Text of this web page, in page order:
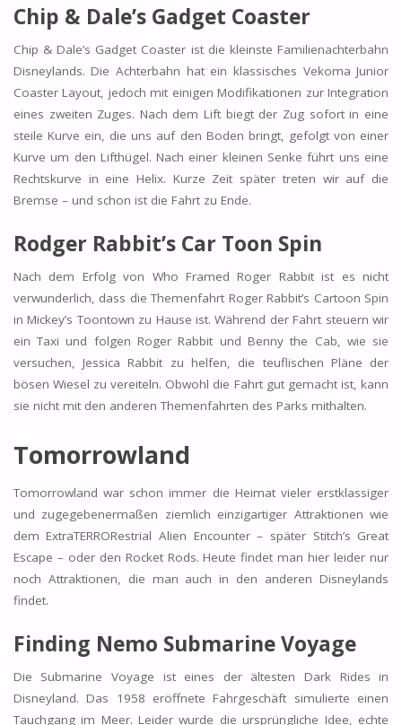
Chip & Dale’s Gadget Coaster
Chip & Dale’s Gadget Coaster ist die kleinste Familienachterbahn
Disneylands. Die Achterbahn hat ein klassisches Vekoma Junior
Coaster Layout, jedoch mit einigen Modifikationen zur Integration
eines zweiten Zuges. Nach dem Lift biegt der Zug sofort in eine
steile Kurve ein, die uns auf den Boden bringt, gefolgt von einer
Kurve um den Lifthügel. Nach einer kleinen Senke führt uns eine
Rechtskurve in eine Helix. Kurze Zeit später treten wir auf die
Bremse – und schon ist die Fahrt zu Ende.
Rodger Rabbit’s Car Toon Spin
Nach dem Erfolg von Who Framed Roger Rabbit ist es nicht
verwunderlich, dass die Themenfahrt Roger Rabbit’s Cartoon Spin
in Mickey’s Toontown zu Hause ist. Während der Fahrt steuern wir
ein Taxi und folgen Roger Rabbit und Benny the Cab, wie sie
versuchen, Jessica Rabbit zu helfen, die teuflischen Pläne der
bösen Wiesel zu vereiteln. Obwohl die Fahrt gut gemacht ist, kann
sie nicht mit den anderen Themenfahrten des Parks mithalten.
Tomorrowland
Tomorrowland war schon immer die Heimat vieler erstklassiger
und zugegebenermaßen ziemlich einzigartiger Attraktionen wie
dem ExtraTERRORestrial Alien Encounter – später Stitch’s Great
Escape – oder den Rocket Rods. Heute findet man hier leider nur
noch Attraktionen, die man auch in den anderen Disneylands
findet.
Finding Nemo Submarine Voyage
Die Submarine Voyage ist eines der ältesten Dark Rides in
Disneyland. Das 1958 eröffnete Fahrgeschäft simulierte einen
Tauchgang im Meer. Leider wurde die ursprüngliche Idee, echte